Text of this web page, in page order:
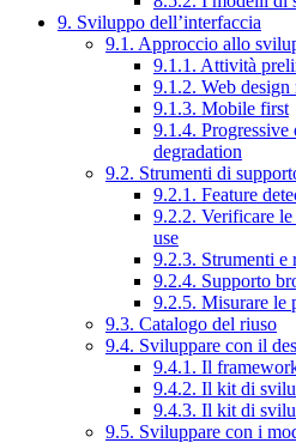
9. Sviluppo dell’interfaccia
9.1. Approccio allo
9.1.1. Attività
9.1.2. Web design
9.1.3. Mobile first
9.1.4. Progressive
degradation
9.2. Strumenti di
9.2.1. Feature
9.2.2. Verificare
use
9.2.3. Strumenti e
9.2.4. Supporto
9.2.5. Misurare le
9.3. Catalogo del riuso
9.4. Sviluppare con il
9.4.1. Il
9.4.2. Il kit di
9.4.3. Il kit di
9.5. Sviluppare con i